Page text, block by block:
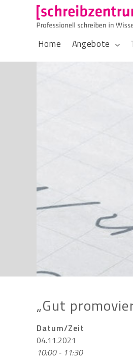
Home Angebote
„Gut
Datum/Zeit
04.11.2021
10:00 - 11:30